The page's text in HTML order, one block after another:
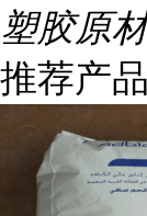
塑胶原
推荐产品